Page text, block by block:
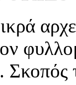
Σκοπός